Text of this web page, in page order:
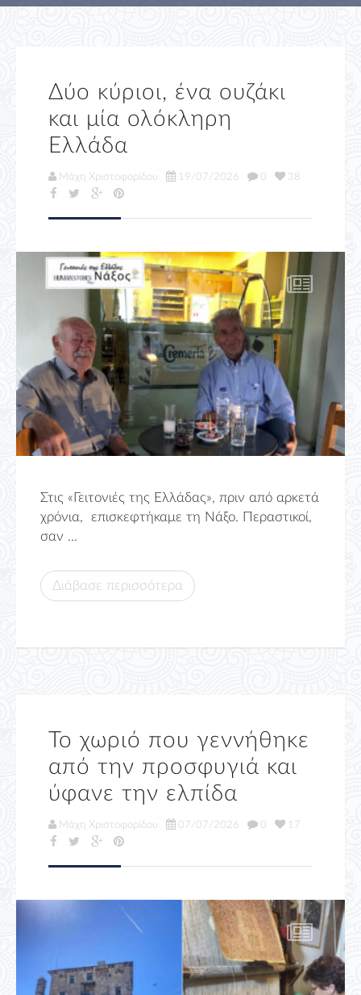
Δύο κύριοι, ένα ουζάκι
και μία ολόκληρη
Ελλάδα
Μάχη Χριστοφορίδου 19/07/2026 0 38
Στις «Γειτονιές της Ελλάδας», πριν από αρκετά
χρόνια, επισκεφτήκαμε τη Νάξο. Περαστικοί,
σαν ...
Διάβασε περισσότερα
Το χωριό που γεννήθηκε
από την προσφυγιά και
ύφανε την ελπίδα
Μάχη Χριστοφορίδου 07/07/2026 0 17